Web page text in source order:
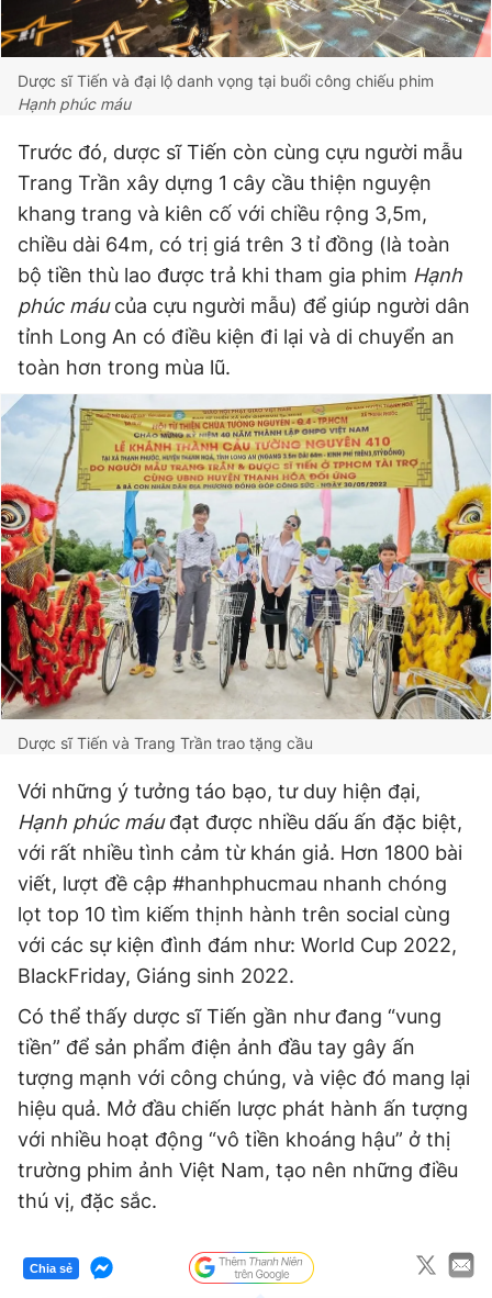
Dược sĩ Tiến và đại lộ danh vọng tại buổi công chiếu phim
Hạnh phúc máu
Trước đó, dược sĩ Tiến còn cùng cựu người mẫu
Trang Trần xây dựng 1 cây cầu thiện nguyện
khang trang và kiên cố với chiều rộng 3,5m,
chiều dài 64m, có trị giá trên 3 tỉ đồng (là toàn
bộ tiền thù lao được trả khi tham gia phim Hạnh
phúc máucủa cựu người mẫu) để giúp người dân
tỉnh Long An có điều kiện đi lại và di chuyển an
toàn hơn trong mùa lũ.
Dược sĩ Tiến và Trang Trần trao tặng cầu
Với những ý tưởng táo bạo, tư duy hiện đại,
Hạnh phúc máuđạt được nhiều dấu ấn đặc biệt,
với rất nhiều tình cảm từ khán giả. Hơn 1800 bài
viết, lượt đề cập #hanhphucmau nhanh chóng
lọt top 10 tìm kiếm thịnh hành trên social cùng
với các sự kiện đình đám như: World Cup 2022,
BlackFriday, Giáng sinh 2022.
Có thể thấy dược sĩ Tiến gần như đang “vung
tiền” để sản phẩm điện ảnh đầu tay gây ấn
tượng mạnh với công chúng, và việc đó mang lại
hiệu quả. Mở đầu chiến lược phát hành ấn tượng
với nhiều hoạt động “vô tiền khoáng hậu” ở thị
trường phim ảnh Việt Nam, tạo nên những điều
thú vị, đặc sắc.
Chia sẻ